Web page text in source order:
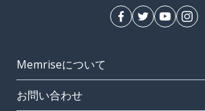
Memriseについて
お問い合わせ